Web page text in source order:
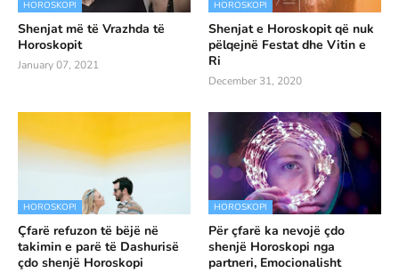
HOROSKOPI
Shenjat më të Vrazhda të
Horoskopit
January 07, 2021
HOROSKOPI
Shenjat e Horoskopit që nuk
pëlqejnë Festat dhe Vitin e
Ri
December 31, 2020
HOROSKOPI
Çfarë refuzon të bëjë në
takimin e parë të Dashurisë
çdo shenjë Horoskopi
HOROSKOPI
Për çfarë ka nevojë çdo
shenjë Horoskopi nga
partneri, Emocionalisht